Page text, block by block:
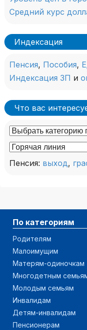
Средний курс
Индексация
Пенсия, Пособия,
Индексация ЗП и
Что вас
Пенсия: выход,
По категориям
Родителям
Малоимущим
Матерям-одиночкам
Многодетным
Молодым семьям
Инвалидам
Детям-инвалидам
Пенсионерам